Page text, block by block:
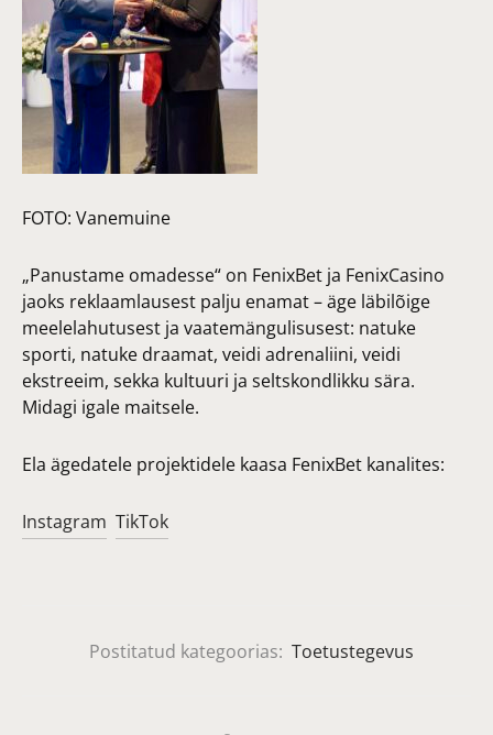
FOTO: Vanemuine
„Panustame omadesse“ on FenixBet ja FenixCasino
jaoks reklaamlausest palju enamat – äge läbilõige
meelelahutusest ja vaatemängulisusest: natuke
sporti, natuke draamat, veidi adrenaliini, veidi
ekstreeim, sekka kultuuri ja seltskondlikku sära.
Midagi igale maitsele.
Ela ägedatele projektidele kaasa FenixBet kanalites:
Instagram TikTok
Postitatud kategoorias: Toetustegevus